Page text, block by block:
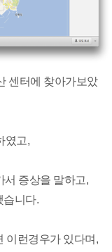
센터에 찾아가보았
였고,
서 증상을 말하고,
습니다.
이런경우가 있다며,